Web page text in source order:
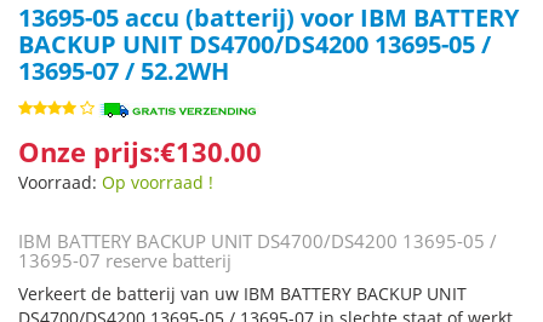
13695-05 accu (batterij) voor IBM BATTERY
BACKUP UNIT DS4700/DS4200 13695-05 /
13695-07 / 52.2WH
Onze prijs:€130.00
Voorraad: Op voorraad !
IBM BATTERY BACKUP UNIT DS4700/DS4200 13695-05 /
13695-07 reserve batterij
Verkeert de batterij van uw IBM BATTERY BACKUP UNIT